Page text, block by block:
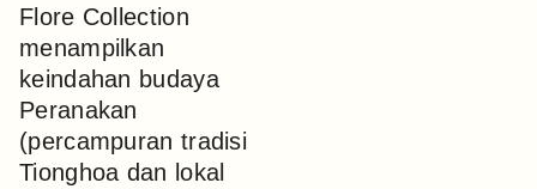
Flore Collection
menampilkan
keindahan budaya
Peranakan
(percampuran tradisi
Tionghoa dan lokal